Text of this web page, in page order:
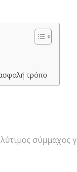
τρόπο
σύμμαχος